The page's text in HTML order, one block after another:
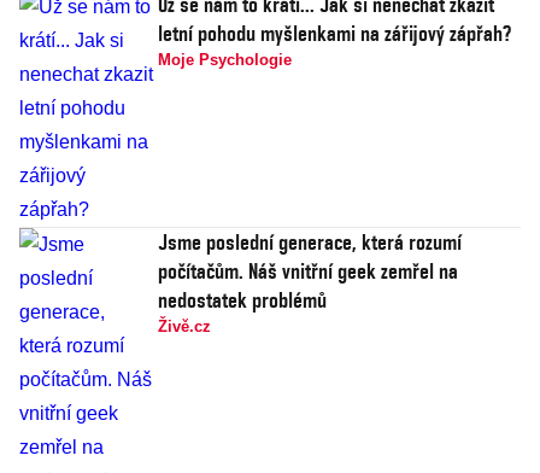
letní pohodu myšlenkami na zářijový zápřah?
Moje Psychologie
Jsme poslední generace, která rozumí
počítačům. Náš vnitřní geek zemřel na
nedostatek problémů
Živě.cz